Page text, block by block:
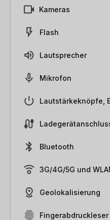
Kameras
Flash
Lautsprecher
Mikrofon
Lautstärkeknöpfe,
Bluetooth
3G/4G/5G und
Geolokalisierung
Fingerabdruckleser